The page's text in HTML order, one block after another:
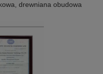
drewniana obudowa